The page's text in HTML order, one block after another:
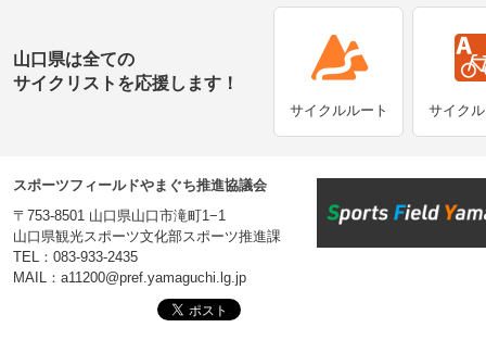
山口県は全ての
サイクリストを応援します！
サイクルルート サイク
スポーツフィールドやまぐち推進協議会
〒753-8501 山口県山口市滝町1−1
山口県観光スポーツ文化部スポーツ推進課
TEL：083-933-2435
MAIL：a11200@pref.yamaguchi.lg.jp